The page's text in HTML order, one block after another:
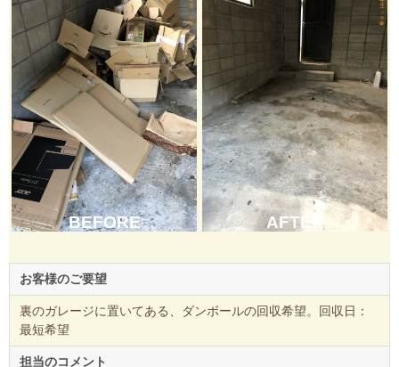
BEFORE AFTER
お客様のご要望
裏のガレージに置いてある、ダンボールの回収希望。回収日：
最短希望
担当のコメント